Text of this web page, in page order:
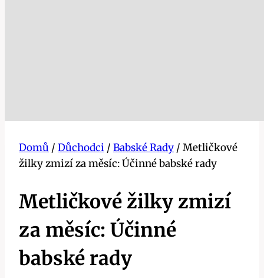
Domů / Důchodci / Babské Rady / Metličkové
žilky zmizí za měsíc: Účinné babské rady
Metličkové žilky zmizí
za měsíc: Účinné
babské rady